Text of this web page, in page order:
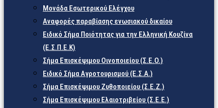
Μονάδα Εσωτερικού Ελέγχου
Αναφορές παραβίασης ενωσιακού δικαίου
Ειδικό Σήμα Ποιότητας για την Ελληνική Κουζίνα
(Ε.Σ.Π.Ε.Κ)
Σήμα Επισκέψιμου Οινοποιείου (Σ.Ε.Ο.)
Ειδικό Σήμα Αγροτουρισμού (Ε.Σ.Α.)
Σήμα Επισκέψιμου Ζυθοποιείου (Σ.Ε.Ζ.)
Σήμα Επισκέψιμου Ελαιοτριβείου (Σ.Ε.Ε.)